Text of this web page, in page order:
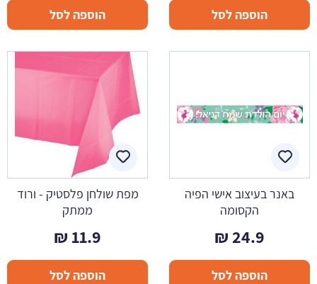
הוספה לסל הוספה לסל
באנר בעיצוב אישי הפיה
הקסומה
24.9
₪
הוספה לסל
מפת שולחן פלסטיק - ורוד
ממתק
11.9
₪
הוספה לסל